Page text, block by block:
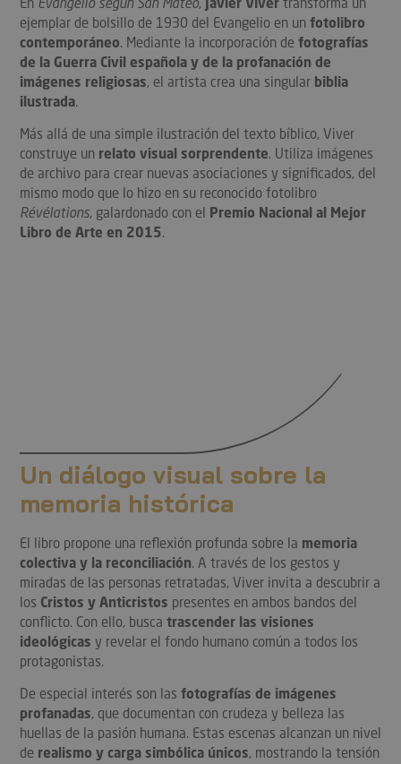
ejemplar de bolsillo de 1930 del Evangelio en un fotolibro
contemporáneo. Mediante la incorporación de fotografías
de la Guerra Civil española y de la profanación de
imágenes religiosas, el artista crea una singular biblia
ilustrada.
Más allá de una simple ilustración del texto bíblico, Viver
construye un relato visual sorprendente. Utiliza imágenes
de archivo para crear nuevas asociaciones y significados, del
mismo modo que lo hizo en su reconocido fotolibro
Révélations, galardonado con el Premio Nacional al Mejor
Libro de Arte en 2015.
Un diálogo visual sobre la
memoria histórica
El libro propone una reflexión profunda sobre la memoria
colectiva y la reconciliación. A través de los gestos y
miradas de las personas retratadas, Viver invita a descubrir a
los Cristos y Anticristos presentes en ambos bandos del
conflicto. Con ello, busca trascender las visiones
ideológicas y revelar el fondo humano común a todos los
protagonistas.
De especial interés son las fotografías de imágenes
profanadas, que documentan con crudeza y belleza las
huellas de la pasión humana. Estas escenas alcanzan un nivel
de realismo y carga simbólica únicos, mostrando la tensión